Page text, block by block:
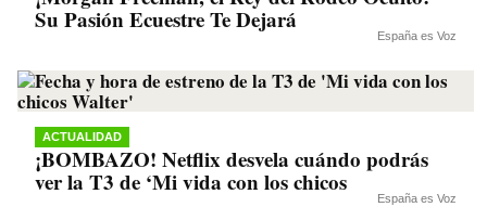
Su Pasión Ecuestre Te Dejará
España es Voz
ACTUALIDAD
¡BOMBAZO! Netflix desvela cuándo podrás
ver la T3 de ‘Mi vida con los chicos
España es Voz